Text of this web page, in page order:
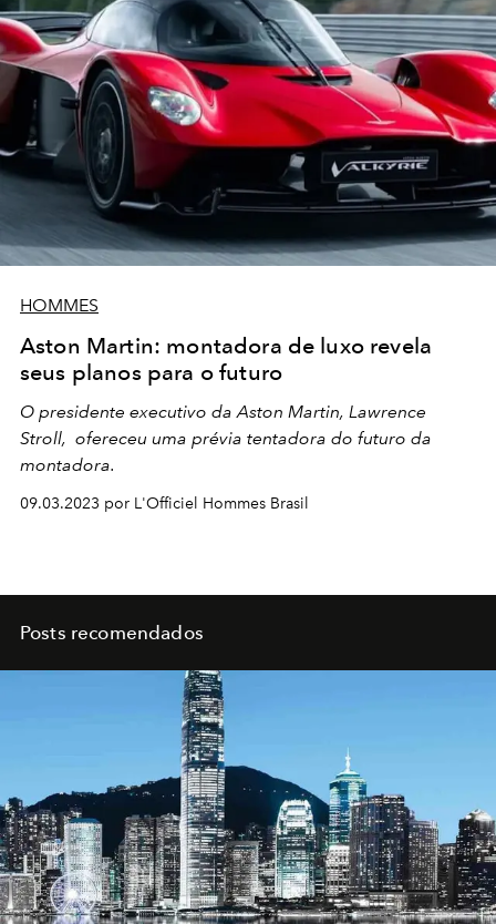
HOMMES
Aston Martin: montadora de luxo revela
seus planos para o futuro
O presidente executivo da Aston Martin, Lawrence
Stroll, ofereceu uma prévia tentadora do futuro da
montadora.
09.03.2023 por L'Officiel Hommes Brasil
Posts recomendados